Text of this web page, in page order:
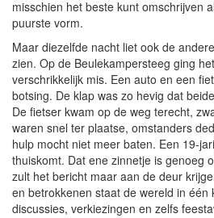
misschien het beste kunt omschrijven
puurste vorm.
Maar diezelfde nacht liet ook de
zien. Op de Beulekampersteeg ging
verschrikkelijk mis. Een auto en een
botsing. De klap was zo hevig dat
De fietser kwam op de weg terecht,
waren snel ter plaatse, omstanders
hulp mocht niet meer baten. Een 19-
thuiskomt. Dat ene zinnetje is genoeg
zult het bericht maar aan de deur
en betrokkenen staat de wereld in één
discussies, verkiezingen en zelfs